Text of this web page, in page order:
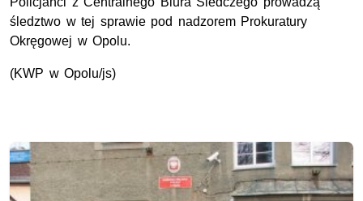
śledztwo w tej sprawie pod nadzorem Prokuratury
Okręgowej w Opolu.
(KWP w Opolu/js)